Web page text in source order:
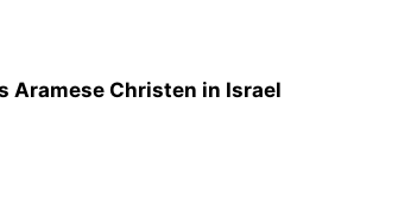
Aramese Christen in Israel